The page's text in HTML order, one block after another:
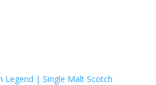
Legend | Single Malt Scotch